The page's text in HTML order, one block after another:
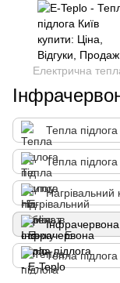
Електрична
Тепла підлога
Тепла підлога
Нагрівальний
Інфрачервона
Тепла